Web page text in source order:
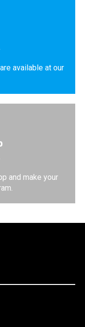
available at our
and make your